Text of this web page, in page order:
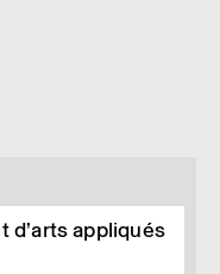
d’arts appliqués